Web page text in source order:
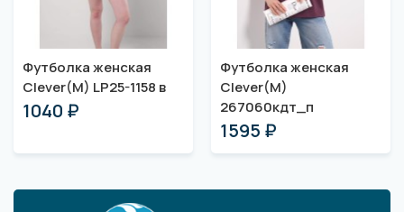
Футболка женская
Clever(M) LP25-1158 в
1040 ₽
Футболка женская
Clever(M)
267060кдт_п
1595 ₽